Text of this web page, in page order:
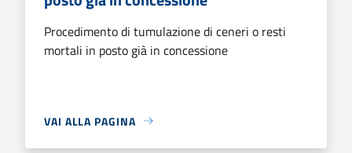
Procedimento di tumulazione di ceneri o resti
mortali in posto già in concessione
VAI ALLA PAGINA